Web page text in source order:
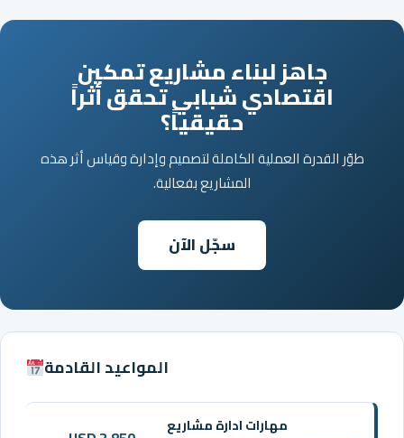
جاهز لبناء مشاريع تمكين
اقتصادي شبابي تحقق أثراً
حقيقياً؟
طوّر القدرة العملية الكاملة لتصميم وإدارة وقياس أثر هذه
المشاريع بفعالية.
سجّل الآن
المواعيد القادمة
مهارات ادارة مشاريع